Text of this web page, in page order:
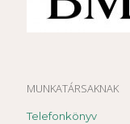
MUNKATÁRSAKNAK
Telefonkönyv